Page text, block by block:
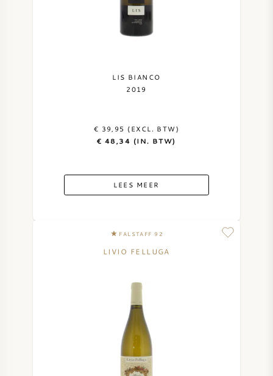
LIS BIANCO
2019
€ 39,95 (EXCL. BTW)
€ 48,34 (IN. BTW)
LEES MEER
FALSTAFF 92
LIVIO FELLUGA